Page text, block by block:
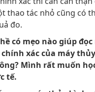
thao tác nhỏ cũng có
đo.
có mẹo nào giúp
xác của máy
Mình rất muốn
tế.